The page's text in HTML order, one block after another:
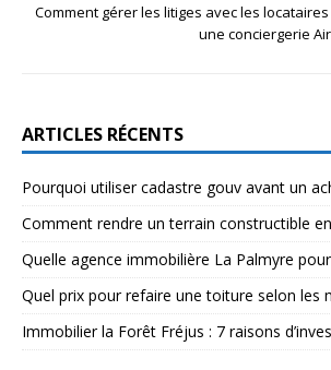
Comment gérer les litiges avec les
une conciergerie
ARTICLES RÉCENTS
Pourquoi utiliser cadastre gouv avant un
Comment rendre un terrain constructible
Quelle agence immobilière La Palmyre
Quel prix pour refaire une toiture selon les
Immobilier la Forêt Fréjus : 7 raisons